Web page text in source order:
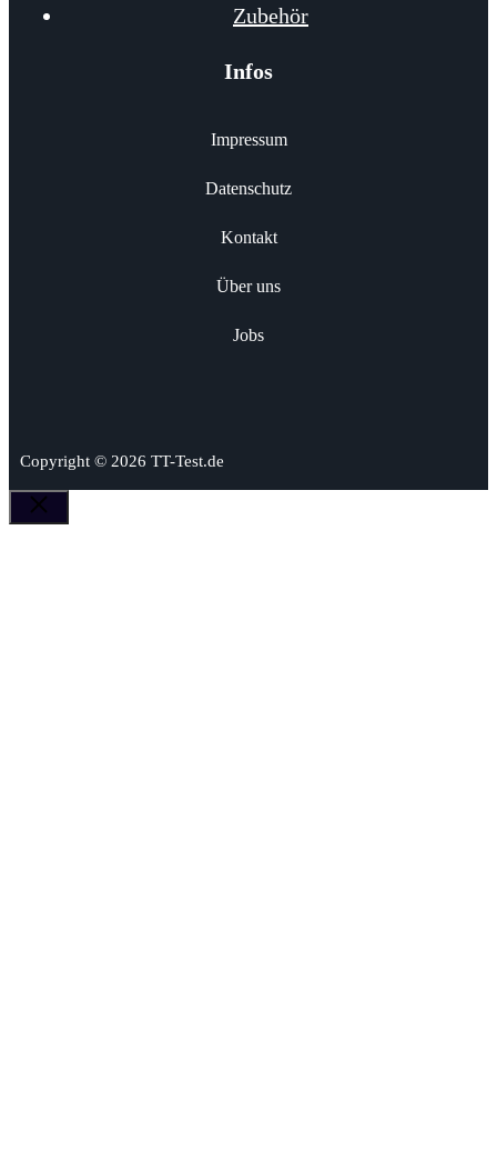
Zubehör
Infos
Impressum
Datenschutz
Kontakt
Über uns
Jobs
Copyright © 2026 TT-Test.de
Schließen